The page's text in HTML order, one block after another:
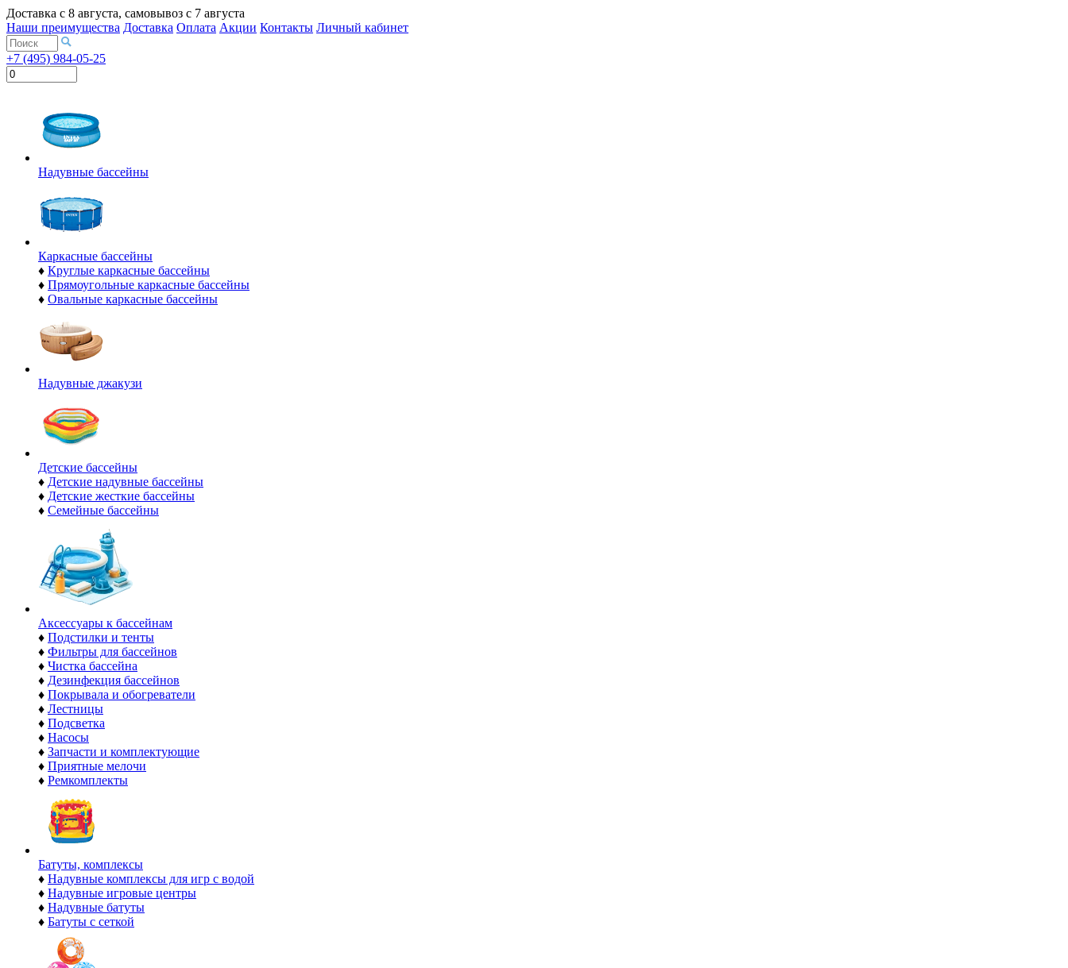
Доставка с 8 августа, самовывоз с 7 августа
Наши преимущества Доставка Оплата Акции Контакты Личный кабинет
+7 (495) 984-05-25
Надувные бассейны
Каркасные бассейны
♦ Круглые каркасные бассейны
♦ Прямоугольные каркасные бассейны
♦ Овальные каркасные бассейны
Надувные джакузи
Детские бассейны
♦ Детские надувные бассейны
♦ Детские жесткие бассейны
♦ Семейные бассейны
Аксессуары к бассейнам
♦ Подстилки и тенты
♦ Фильтры для бассейнов
♦ Чистка бассейна
♦ Дезинфекция бассейнов
♦ Покрывала и обогреватели
♦ Лестницы
♦ Подсветка
♦ Насосы
♦ Запчасти и комплектующие
♦ Приятные мелочи
♦ Ремкомплекты
Батуты, комплексы
♦ Надувные комплексы для игр с водой
♦ Надувные игровые центры
♦ Надувные батуты
♦ Батуты с сеткой